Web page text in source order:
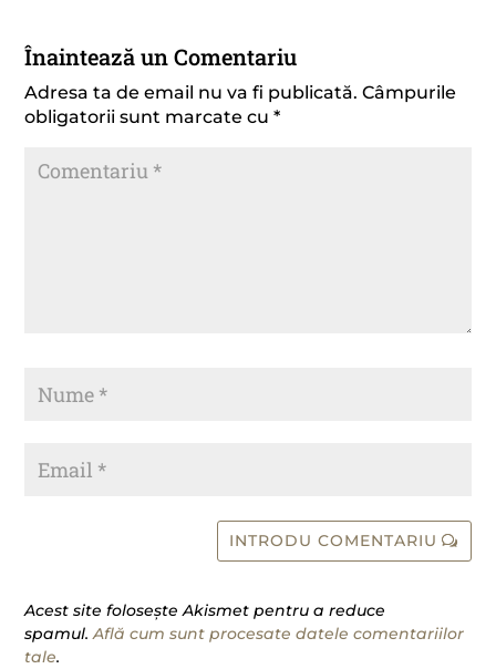
Înaintează un Comentariu
Adresa ta de email nu va fi publicată. Câmpurile
obligatorii sunt marcate cu*
INTRODU COMENTARIU
Acest site folosește Akismet pentru a reduce
spamul.Află cum sunt procesate datele comentariilor
tale.